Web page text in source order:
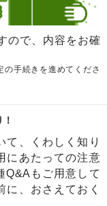
ので、内容をお確
の手続きを進めてくださ
て、くわしく知り
にあたっての注意
Q&Aもご用意して
に、おさえておく